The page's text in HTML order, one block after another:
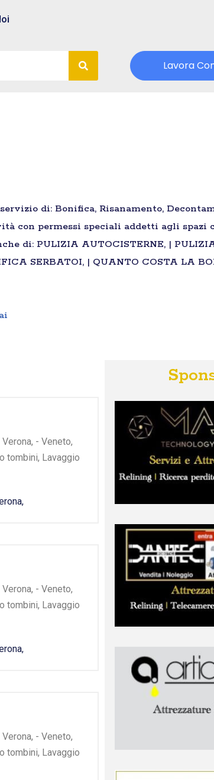
Lavora
di: Bonifica, Risanamento,
con permessi speciali addetti agli spazi
di: PULIZIA AUTOCISTERNE, |
SERBATOI, | QUANTO COSTA LA
- Veneto,
tombini, Lavaggio
- Veneto,
tombini, Lavaggio
- Veneto,
tombini, Lavaggio